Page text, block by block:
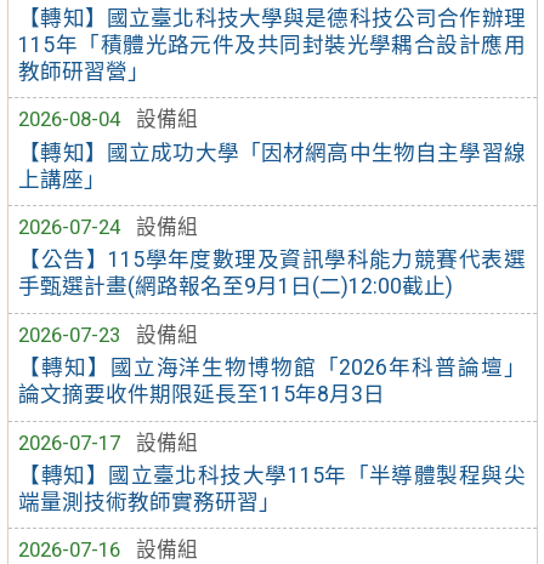
【轉知】國立臺北科技大學與是德科技公司合作辦理
115年「積體光路元件及共同封裝光學耦合設計應用
教師研習營」
2026-08-04
設備組
【轉知】國立成功大學「因材網高中生物自主學習線
上講座」
2026-07-24
設備組
【公告】115學年度數理及資訊學科能力競賽代表選
手甄選計畫(網路報名至9月1日(二)12:00截止)
2026-07-23
設備組
【轉知】國立海洋生物博物館「2026年科普論壇」
論文摘要收件期限延長至115年8月3日
2026-07-17
設備組
【轉知】國立臺北科技大學115年「半導體製程與尖
端量測技術教師實務研習」
2026-07-16
設備組